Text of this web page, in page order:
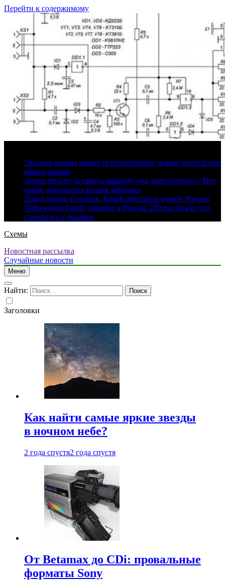
Перейти к содержимому
Эксперт назвал самые перспективные новые российские
марки машин
Дилер просит оставить машину «на диагностику»? Вот
какие документы нельзя забывать
Завод имени Сталина. Какой автопром нужен России
Volkswagen Caddy прошел в России 280 тысяч км: что
сломалось в машине
Схемы
Новостная рассылка
Случайные новости
Меню
Найти:
Заголовки
Как найти самые яркие звезды
в ночном небе?
2 года спустя2 года спустя
От Betamax до CDi: провальные
форматы Sony